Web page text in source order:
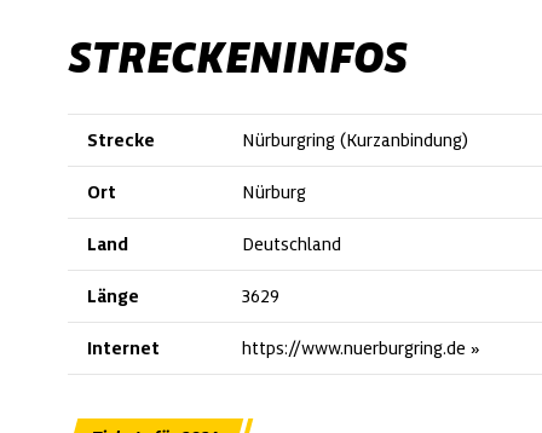
STRECKENINFOS
Strecke Nürburgring (Kurzanbindung)
Ort Nürburg
Land Deutschland
Länge 3629
Internet https://www.nuerburgring.de